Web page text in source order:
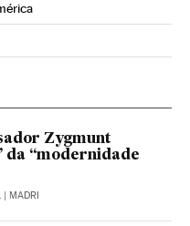
Facebook
Zygmunt
da “modernidade
| MADRI